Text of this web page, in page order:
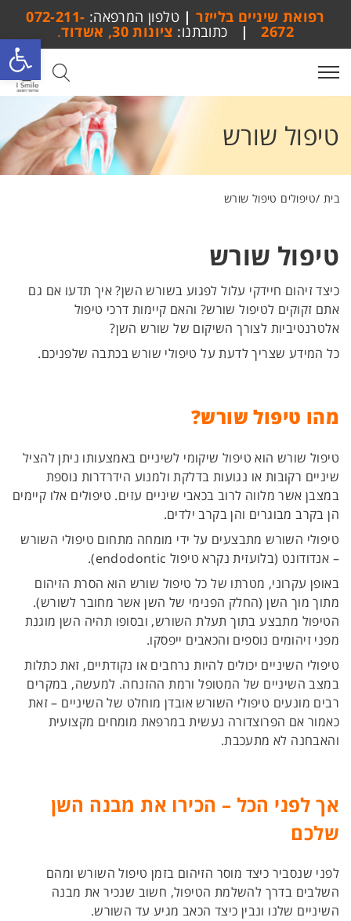
פתח
רפואת שיניים בלייזר | טלפון המרפאה: 072-211-
2672
| כתובתנו: ציונות 30, אשדוד .
toggle
submit
טיפול שורש
בית טיפולים טיפול שורש
טיפול שורש
כיצד זיהום חיידקי עלול לפגוע בשורש השן? איך תדעו אם גם
אתם זקוקים לטיפול שורש? והאם קיימות דרכי טיפול
אלטרנטיביות לצורך השיקום של שורש השן?
כל המידע שצריך לדעת על טיפולי שורש בכתבה שלפניכם.
מהו טיפול שורש?
טיפול שורש הוא טיפול שיקומי לשיניים באמצעותו ניתן להציל
שיניים רקובות או נגועות בדלקת ולמנוע הידרדרות נוספת
במצבן אשר מלווה לרוב בכאבי שיניים עזים. טיפולים אלו קיימים
הן בקרב מבוגרים והן בקרב ילדים.
טיפולי השורש מתבצעים על ידי מומחה מתחום טיפולי השורש
– אנדודונט (בלועזית נקרא טיפול endodontic).
באופן עקרוני, מטרתו של כל טיפול שורש הוא הסרת הזיהום
מתוך מוך השן (החלק הפנימי של השן אשר מחובר לשורש).
הטיפול מתבצע בתוך תעלת השורש, ובסופו תהיה השן מוגנת
מפני זיהומים נוספים והכאבים ייפסקו.
טיפולי השיניים יכולים להיות נרחבים או נקודתיים, זאת כתלות
במצב השיניים של המטופל ורמת ההזנחה. למעשה, במקרים
רבים מונעים טיפולי השורש אובדן מוחלט של השיניים – זאת
כאמור אם הפרוצדורה נעשית במרפאת מומחים מקצועית
והאבחנה לא מתעכבת.
אך לפני הכל – הכירו את מבנה השן
שלכם
לפני שנסביר כיצד מוסר הזיהום בזמן טיפול השורש ומהם
השלבים בדרך להשלמת הטיפול, חשוב שנכיר את מבנה
השיניים שלנו ונבין כיצד הכאב מגיע עד השורש.